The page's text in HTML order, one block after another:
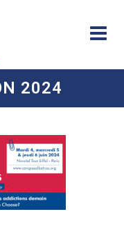
2024